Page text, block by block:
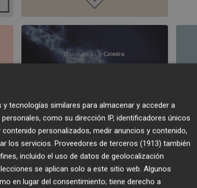
tecnologías similares para almacenar y acceder a
como su dirección IP, identificadores únicos
personalizados, medir anuncios y contenido,
los servicios. Proveedores de terceros (1913) también
incluido el uso de datos de geolocalización
se aplican solo a este sitio web. Algunos
en lugar del consentimiento; tiene derecho a